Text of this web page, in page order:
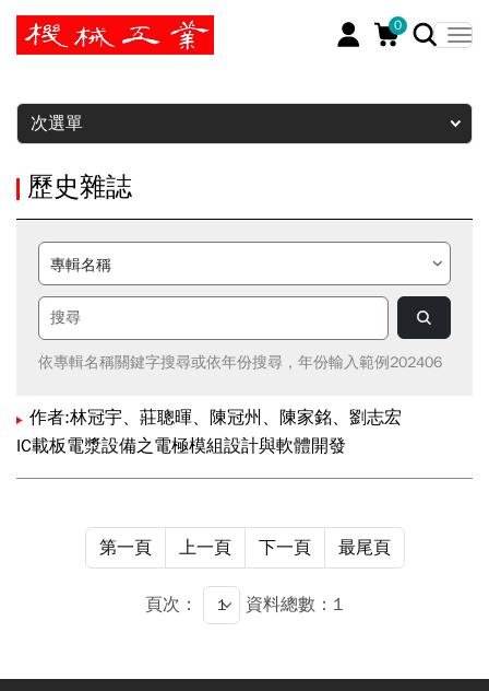
0
暫停
次選單
歷史雜誌
依專輯名稱關鍵字搜尋或依年份搜尋，年份輸入範例202406
作者:林冠宇、莊聰暉、陳冠州、陳家銘、劉志宏
IC載板電漿設備之電極模組設計與軟體開發
第一頁 上一頁 下一頁 最尾頁
頁次： 資料總數：1